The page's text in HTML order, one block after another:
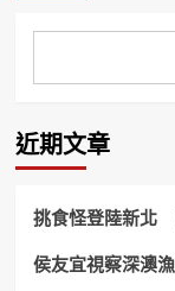
巖
城
持
好
岸
近期文章
挑食怪登陸新北
侯友宜視察深澳